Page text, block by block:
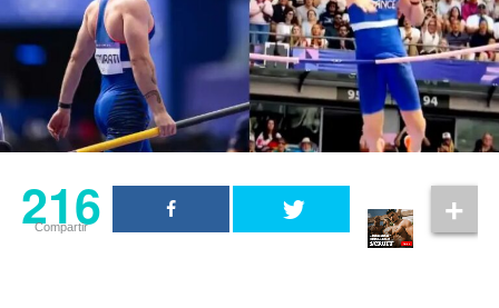
216
Compartir